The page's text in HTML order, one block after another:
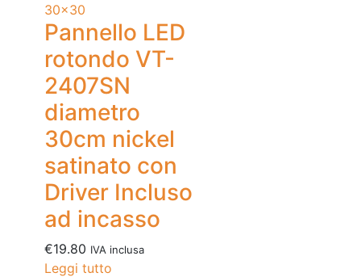
30x30
Pannello LED
rotondo VT-
2407SN
diametro
30cm nickel
satinato con
Driver Incluso
ad incasso
€19.80 IVA inclusa
Leggi tutto